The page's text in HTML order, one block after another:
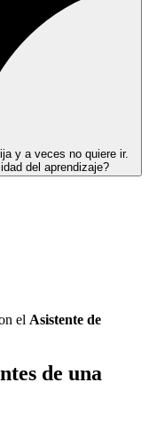
y a veces no quiere ir.
del aprendizaje?
el Asistente de
de una